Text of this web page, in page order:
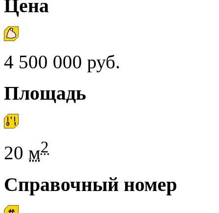
Цена
4 500 000 руб.
Площадь
20 м2
Справочный номер